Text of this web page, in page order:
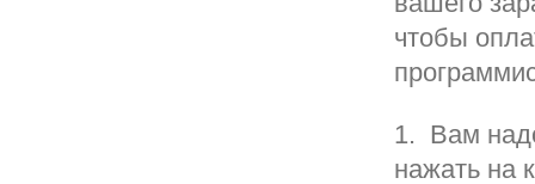
чтобы
1. Вам
нажать на